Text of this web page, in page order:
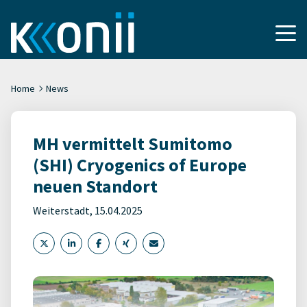
Home News
MH vermittelt Sumitomo
(SHI) Cryogenics of Europe
neuen Standort
Weiterstadt, 15.04.2025